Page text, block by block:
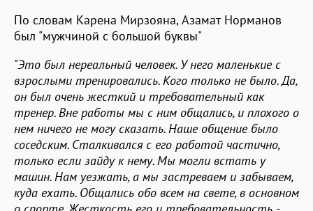
По словам Карена Мирзояна, Азамат Норманов
был "мужчиной с большой буквы"
"Это был нереальный человек. У него маленькие с
взрослыми тренировались. Кого только не было. Да,
он был очень жесткий и требовательный как
тренер. Вне работы мы с ним общались, и плохого о
нем ничего не могу сказать. Наше общение было
соседским. Сталкивался с его работой частично,
только если зайду к нему. Мы могли встать у
машин. Нам уезжать, а мы застреваем и забываем,
куда ехать. Общались обо всем на свете, в основном